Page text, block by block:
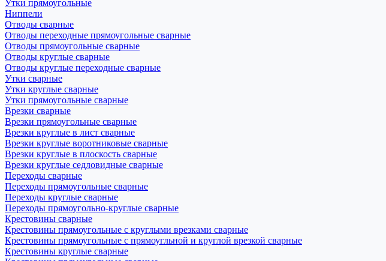
Утки прямоугольные
Ниппели
Отводы сварные
Отводы переходные прямоугольные сварные
Отводы прямоугольные сварные
Отводы круглые сварные
Отводы круглые переходные сварные
Утки сварные
Утки круглые сварные
Утки прямоугольные сварные
Врезки сварные
Врезки прямоугольные сварные
Врезки круглые в лист сварные
Врезки круглые воротниковые сварные
Врезки круглые в плоскость сварные
Врезки круглые седловидные сварные
Переходы сварные
Переходы прямоугольные сварные
Переходы круглые сварные
Переходы прямоугольно-круглые сварные
Крестовины сварные
Крестовины прямоугольные с круглыми врезками сварные
Крестовины прямоугольные с прямоугльной и круглой врезкой сварные
Крестовины круглые сварные